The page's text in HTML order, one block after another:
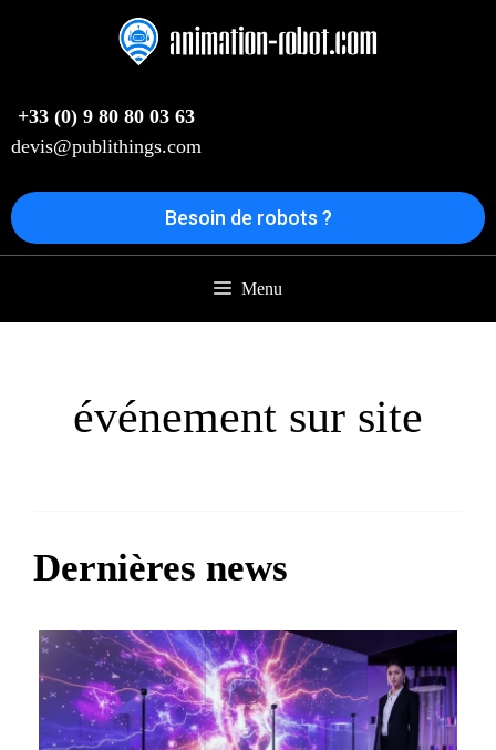
+33 (0) 9 80 80 03 63
devis@publithings.com
Besoin de robots ?
Menu
événement sur site
Dernières news